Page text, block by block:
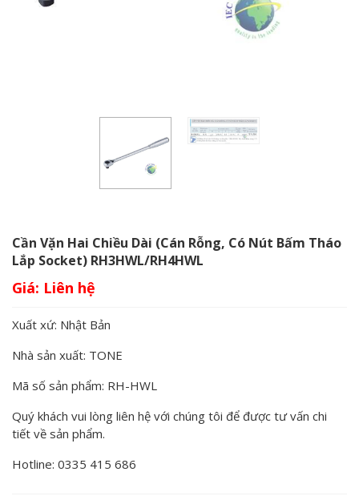
Cần Vặn Hai Chiều Dài (Cán Rỗng, Có Nút Bấm Tháo
Lắp Socket) RH3HWL/RH4HWL
Giá:
Xuất xứ: Nhật Bản
Nhà sản xuất: TONE
Mã số sản phẩm: RH-HWL
Quý khách vui lòng liên hệ với chúng tôi để được tư vấn chi
tiết về sản phẩm.
Hotline: 0335 415 686